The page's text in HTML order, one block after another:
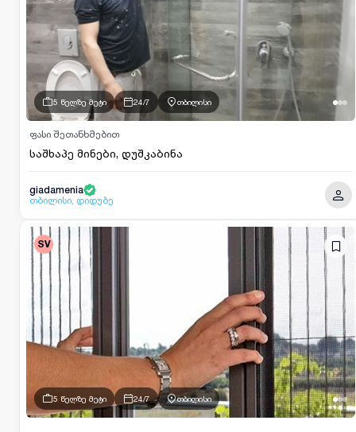
5 წელზე მეტი 24/7 თბილისი
საშხაპე მინები, დუშკაბინა
ფასი შეთანხმებით
giadamenia
თბილისი, დიდუბე
SV
5 წელზე მეტი 24/7 თბილისი